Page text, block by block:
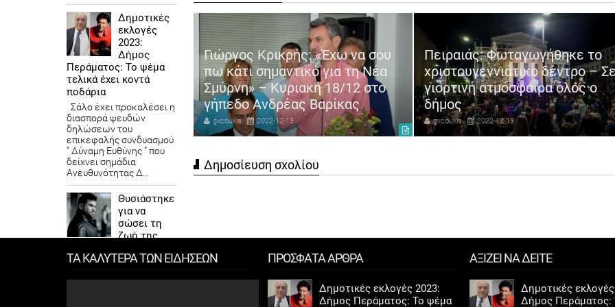
Συναυλία
Δήμου Βάρης Βούλας
με κορυφαίους
2022-12-21
Γιώργος Κρικρής: «Έχω να σου
πω κάτι σημαντικό για τη Νέα
Σμύρνη» – Κυριακή 18/12 στο
γήπεδο Ανδρέας Βαρίκας
gxcoukis 2022-12-13
Πειραιάς: Φωταγωγήθηκε το
χριστουγεννιάτικο δέντρο –
γιορτινή ατμόσφαιρα όλος ο
δήμος
gxcoukis 2022-12-13
Δημοσίευση σχολίου
Δημοτικές
εκλογές
2023:
Δήμος
Περάματος: Το ψέμα
τελικά έχει κοντά
ποδάρια
Σάλο έχει προκαλέσει η
διασπορά ψευδών
δηλώσεων του
επικεφαλής συνδυασμού
" Δύναμη Ευθύνης " που
δείχνει σημάδια
Ανευθυνότητας Δ...
Θυσιάστηκε
για να
σώσει τη
ζωή της
Τι έγινε το μοιραίο
ΤΑ ΚΑΛΥΤΕΡΑ ΤΩΝ ΕΙΔΗΣΕΩΝ ΠΡΟΣΦΑΤΑ ΑΡΘΡΑ
Δημοτικές εκλογές 2023:
Δήμος Περάματος: Το ψέμα
ΑΞΙΖΕΙ ΝΑ ΔΕΙΤΕ
Δημοτικές
Δήμος Περάματος: